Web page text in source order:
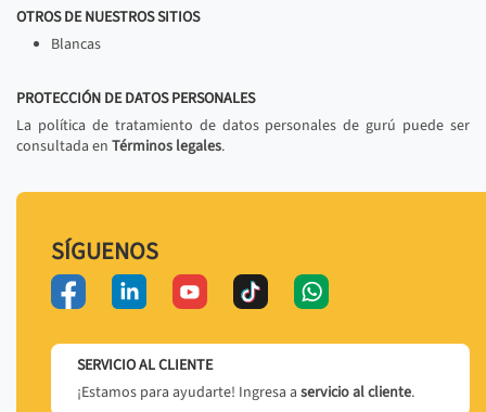
OTROS DE NUESTROS SITIOS
Blancas
PROTECCIÓN DE DATOS PERSONALES
La política de tratamiento de datos personales de gurú puede ser
consultada en Términos legales.
SÍGUENOS
SERVICIO AL CLIENTE
¡Estamos para ayudarte! Ingresa a servicio al cliente.